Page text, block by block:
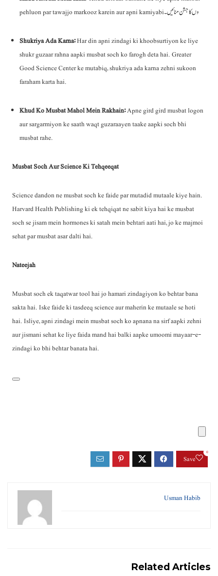
pehluon par tawajjo markooz karein aur apni kamiyabiوں کا جشن منائیں۔
Shukriya Ada Karna:Har din apni zindagi ki khoobsurtiyon ke liye
shukr guzaar rahna aapki musbat soch ko farogh deta hai. Greater
Good Science Center ke mutabiq, shukriya ada karna zehni sukoon
faraham karta hai.
Khud Ko Musbat Mahol Mein Rakhain:Apne gird gird musbat logon
aur sargarmiyon ke saath waqt guzaraayen taake aapki soch bhi
musbat rahe.
Musbat Soch Aur Science Ki Tehqeeqat
Science dandon ne musbat soch ke faide par mutadid mutaale kiye hain.
Harvard Health Publishing ki ek tehqiqat ne sabit kiya hai ke musbat
soch se jisam mein hormones ki satah mein behtari aati hai, jo ke majmoi
sehat par musbat asar dalti hai.
Nateejah
Musbat soch ek taqatwar tool hai jo hamari zindagiyon ko behtar bana
sakta hai. Iske faide ki tasdeeq science aur maherin ke mutaale se hoti
hai. Isliye, apni zindagi mein musbat soch ko apnana na sirf aapki zehni
aur jismani sehat ke liye faida mand hai balki aapke umoomi mayaar-e-
zindagi ko bhi behtar banata hai.
Save
0
Usman Habib
Related Articles